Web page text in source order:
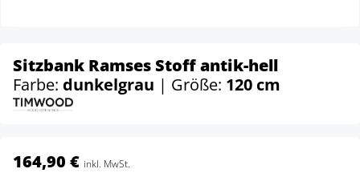
Sitzbank Ramses Stoff antik-hell
Farbe: dunkelgrau | Größe: 120 cm
164,90 € inkl. MwSt.